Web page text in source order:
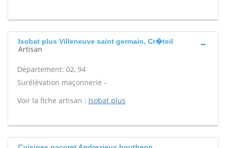
Isobat plus Villeneuve saint germain, Cr�teil
Artisan
Département: 02, 94
Surélévation maçonnerie -
Voir la fiche artisan : Isobat plus